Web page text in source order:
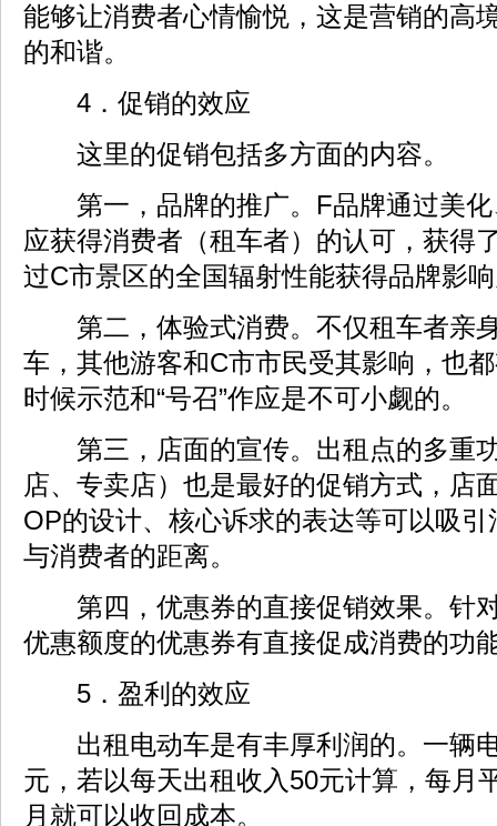
能够让消费者心情愉悦，这是营销的高
的和谐。
4．促销的效应
这里的促销包括多方面的内容。
第一，品牌的推广。F品牌通过美化
应获得消费者（租车者）的认可，获得
过C市景区的全国辐射性能获得品牌影
第二，体验式消费。不仅租车者亲
车，其他游客和C市市民受其影响，也
时候示范和“号召”作应是不可小觑的。
第三，店面的宣传。出租点的多重
店、专卖店）也是最好的促销方式，店
OP的设计、核心诉求的表达等可以吸
与消费者的距离。
第四，优惠券的直接促销效果。针
优惠额度的优惠券有直接促成消费的功
5．盈利的效应
出租电动车是有丰厚利润的。一辆
元，若以每天出租收入50元计算，每月
月就可以收回成本。